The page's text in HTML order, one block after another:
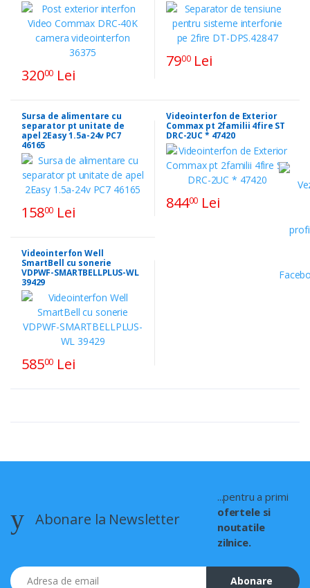
32000 Lei
7900Lei
Sursa de alimentare cu
separator pt unitate de
apel 2Easy 1.5a-24v PC7
46165
15800 Lei
Videointerfon de Exterior
Commax pt 2familii 4fire ST
DRC-2UC * 47420
84400 Lei
Videointerfon Well
SmartBell cu sonerie
VDPWF-SMARTBELLPLUS-WL
39429
58500 Lei
Abonare la Newsletter
...pentru a primi
ofertele si
noutatile
zilnice.
Adresa de email
Abonare